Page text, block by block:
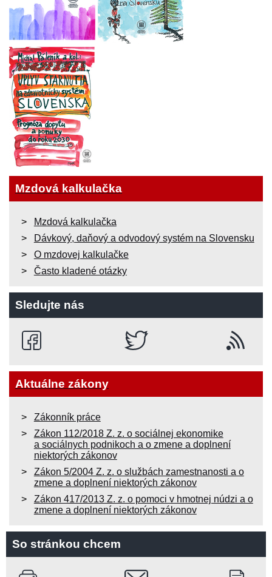
Mzdová kalkulačka
Mzdová kalkulačka
Dávkový, daňový a odvodový systém na Slovensku
O mzdovej kalkulačke
Často kladené otázky
Sledujte nás
Aktuálne zákony
Zákonník práce
Zákon 112/2018 Z. z. o sociálnej ekonomike
a sociálnych podnikoch a o zmene a doplnení
niektorých zákonov
Zákon 5/2004 Z. z. o službách zamestnanosti a o
zmene a doplnení niektorých zákonov
Zákon 417/2013 Z. z. o pomoci v hmotnej núdzi a o
zmene a doplnení niektorých zákonov
So stránkou chcem